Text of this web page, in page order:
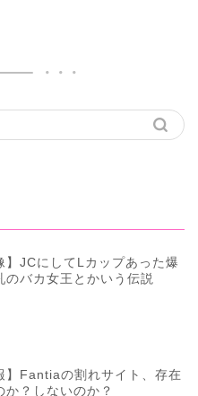
】JCにしてLカップあった爆
のバカ女王とかいう伝説
】Fantiaの割れサイト、存在
か？しないのか？